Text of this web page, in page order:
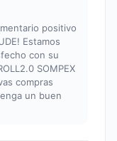
positivo
Estamos
con su
SOMPEX
compras
un buen